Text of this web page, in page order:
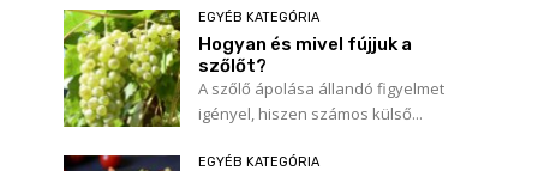
EGYÉB KATEGÓRIA
Hogyan és mivel fújjuk a
szőlőt?
A szőlő ápolása állandó figyelmet
igényel, hiszen számos külső...
EGYÉB KATEGÓRIA